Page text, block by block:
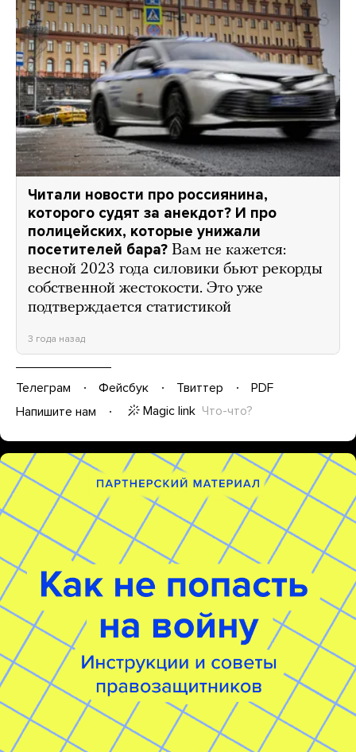
Читали новости про россиянина,
которого судят за анекдот? И про
полицейских, которые унижали
посетителей бара? Вам не кажется:
весной 2023 года силовики бьют рекорды
собственной жестокости. Это уже
подтверждается статистикой
3 года назад
Телеграм Фейсбук Твиттер
PDF
Напишите нам
Magic link Что-что?